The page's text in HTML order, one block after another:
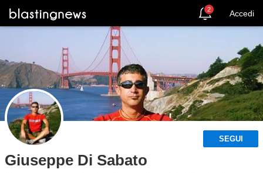
2 Accedi
SEGUI
Giuseppe Di Sabato